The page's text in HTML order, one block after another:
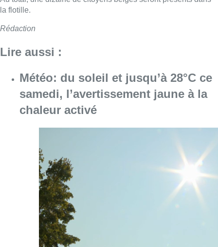
08 août 2026Consulter l'article "Météo: du soleil et
Coups de feu sur fond de “rivalité
amoureuse” à Uccle: une personne
blessée à la jambe